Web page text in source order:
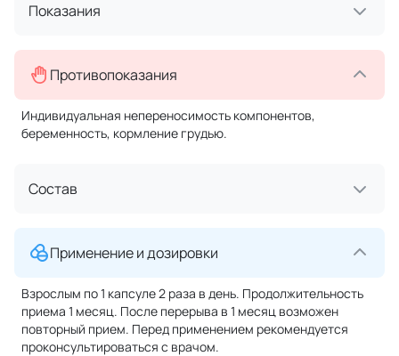
Показания
Противопоказания
Индивидуальная непереносимость компонентов,
беременность, кормление грудью.
Состав
Применение и дозировки
Взрослым по 1 капсуле 2 раза в день. Продолжительность
приема 1 месяц. После перерыва в 1 месяц возможен
повторный прием. Перед применением рекомендуется
проконсультироваться с врачом.